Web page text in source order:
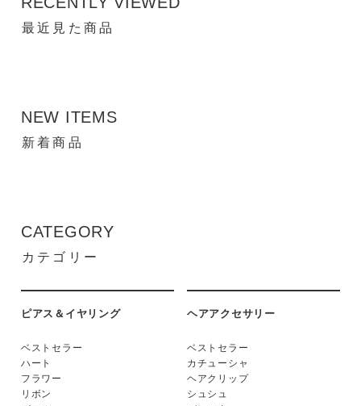
最近見た商品
NEW ITEMS
新着商品
CATEGORY
カテゴリー
ピアス＆イヤリング
ベストセラー
ハート
フラワー
リボン
ヘアアクセサリー
ベストセラー
カチューシャ
ヘアクリップ
シュシュ